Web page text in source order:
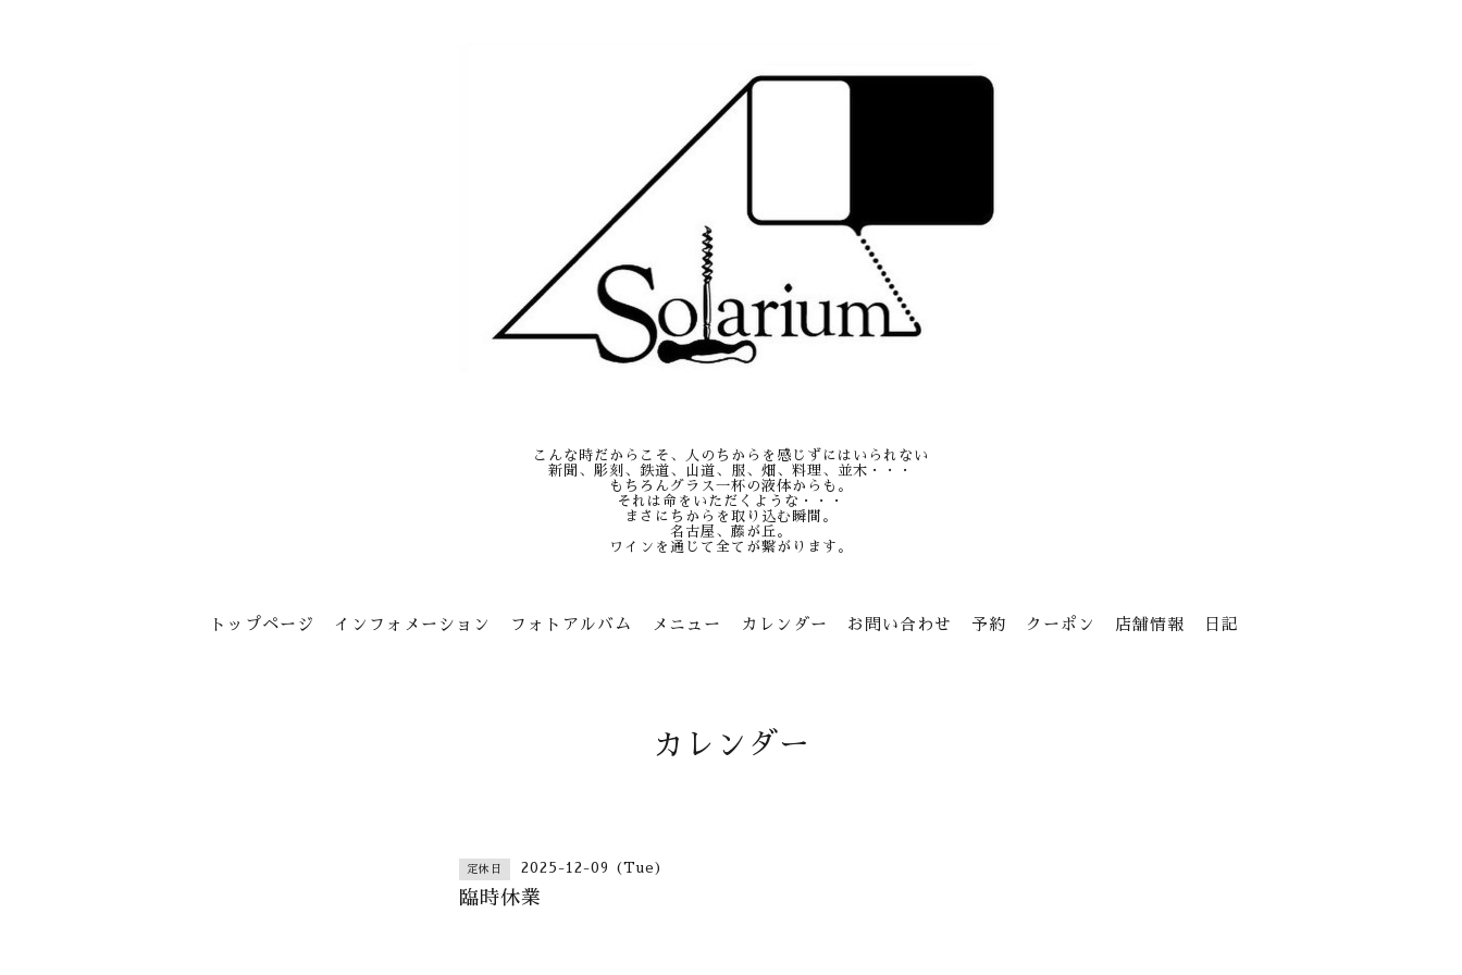
こんな時だからこそ、人のちからを感じずにはいられない
新聞、彫刻、鉄道、山道、服、畑、料理、並木・・・
もちろんグラス一杯の液体からも。
それは命をいただくような・・・
まさにちからを取り込む瞬間。
名古屋、藤が丘。
ワインを通じて全てが繋がります。
トップページ インフォメーション フォトアルバム メニュー カレンダー お問い合わせ 予約 クーポン 店舗情報 日記
カレンダー
定休日 2025-12-09 (Tue)
臨時休業